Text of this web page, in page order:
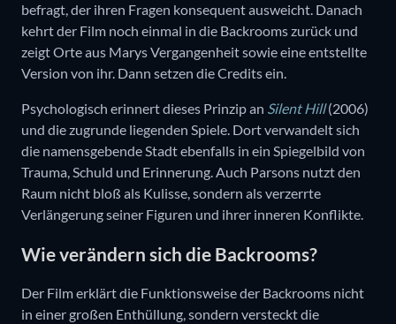
befragt, der ihren Fragen konsequent ausweicht. Danach
kehrt der Film noch einmal in die Backrooms zurück und
zeigt Orte aus Marys Vergangenheit sowie eine entstellte
Version von ihr. Dann setzen die Credits ein.
Psychologisch erinnert dieses Prinzip an Silent Hill(2006)
und die zugrunde liegenden Spiele. Dort verwandelt sich
die namensgebende Stadt ebenfalls in ein Spiegelbild von
Trauma, Schuld und Erinnerung. Auch Parsons nutzt den
Raum nicht bloß als Kulisse, sondern als verzerrte
Verlängerung seiner Figuren und ihrer inneren Konflikte.
Wie verändern sich die Backrooms?
Der Film erklärt die Funktionsweise der Backrooms nicht
in einer großen Enthüllung, sondern versteckt die